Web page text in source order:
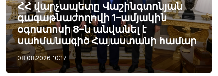
ՀՀ վարչապետը Վաշինգտոնյան
գագաթնաժողովի 1–ամյակին
օգոստոսի 8–ն անվանել է
սահմանագիծ Հայաստանի համար
08.08.2026 10:17